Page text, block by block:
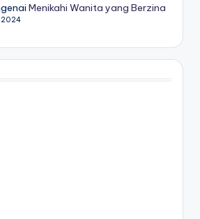
Menikahi Wanita yang Berzina
2024